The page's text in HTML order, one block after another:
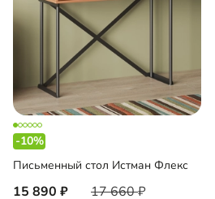
-10%
Письменный стол Истман Флекс
15 890 17 660